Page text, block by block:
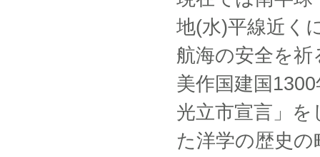
地(水)平線近く
航海の安全を
美作国建国
光立市宣言」
た洋学の歴史